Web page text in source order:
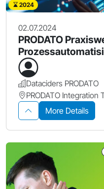
2024
02.07.2024
PRODATO
Dataciders PRODATO
PRODATO Integration
More Details